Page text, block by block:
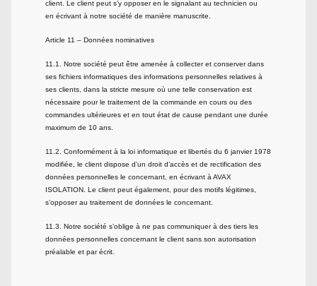
client. Le client peut s’y opposer en le signalant au technicien ou
en écrivant à notre société de manière manuscrite.
Article 11 – Données nominatives
11.1. Notre société peut être amenée à collecter et conserver dans
ses fichiers informatiques des informations personnelles relatives à
ses clients, dans la stricte mesure où une telle conservation est
nécessaire pour le traitement de la commande en cours ou des
commandes ultérieures et en tout état de cause pendant une durée
maximum de 10 ans.
11.2. Conformément à la loi informatique et libertés du 6 janvier 1978
modifiée, le client dispose d’un droit d’accès et de rectification des
données personnelles le concernant, en écrivant à AVAX
ISOLATION. Le client peut également, pour des motifs légitimes,
s’opposer au traitement de données le concernant.
11.3. Notre société s’oblige à ne pas communiquer à des tiers les
données personnelles concernant le client sans son autorisation
préalable et par écrit.